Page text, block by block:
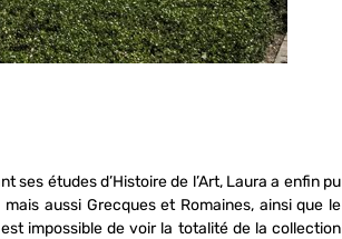
ses études d’Histoire de l’Art, Laura a enfin pu
mais aussi Grecques et Romaines, ainsi que le
impossible de voir la totalité de la collection